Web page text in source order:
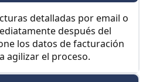
detalladas por email o
después del
los datos de facturación
agilizar el proceso.